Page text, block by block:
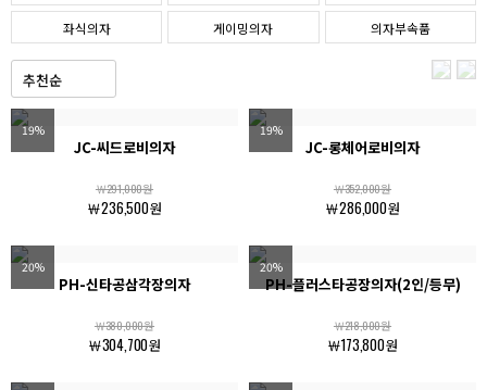
좌식의자 게이밍의자 의자부속품
19%
JC-씨드로비의자
￦291,000원
￦236,500원
19%
JC-롱체어로비의자
￦352,000원
￦286,000원
20%
PH-신타공삼각장의자
￦380,000원
￦304,700원
20%
PH-플러스타공장의자(2인/등무)
￦218,000원
￦173,800원